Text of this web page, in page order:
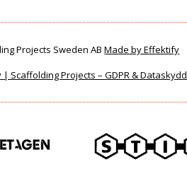
Projects Sweden ABMade by Effektify
Scaffolding Projects – GDPR & Dataskydd